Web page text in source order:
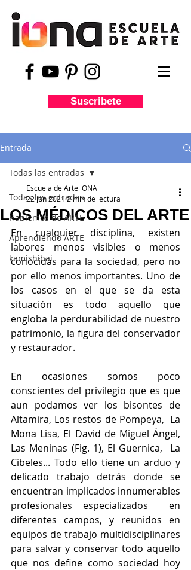
Suscribete
Entrada
Todas las entradas
Hablemos de ARTE
Aprendiendo ARTE
kamishibai
Todas las entradas
LOS MÉDICOS DEL ARTE
Escuela de Arte iONA
22 jun 20212 min de lectura
En cualquier disciplina, existen
labores menos visibles o menos
conocidas para la sociedad, pero no
por ello menos importantes. Uno de
los casos en el que se da esta
situación es todo aquello que
engloba la perdurabilidad de nuestro
patrimonio, la figura del conservador
y restaurador.
En ocasiones somos poco
conscientes del privilegio que es que
aun podamos ver los bisontes de
Altamira, Los restos de Pompeya,  La
Mona Lisa, El David de Miguel Ángel,
Las Meninas (Fig. 1), El Guernica,  La
Cibeles... Todo ello tiene un arduo y
delicado trabajo detrás donde se
encuentran implicados innumerables
profesionales especializados  en
diferentes campos, y reunidos en
equipos de trabajo multidisciplinares
para salvar y conservar todo aquello
que nos define como sociedad hoy